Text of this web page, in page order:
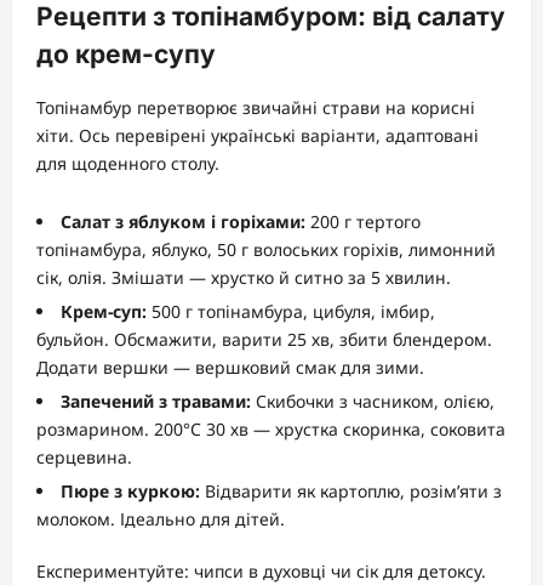
Рецепти з топінамбуром: від салату
до крем-супу
Топінамбур перетворює звичайні страви на корисні
хіти. Ось перевірені українські варіанти, адаптовані
для щоденного столу.
Салат з яблуком і горіхами: 200 г тертого
топінамбура, яблуко, 50 г волоських горіхів, лимонний
сік, олія. Змішати — хрустко й ситно за 5 хвилин.
Крем-суп: 500 г топінамбура, цибуля, імбир,
бульйон. Обсмажити, варити 25 хв, збити блендером.
Додати вершки — вершковий смак для зими.
Запечений з травами: Скибочки з часником, олією,
розмарином. 200°C 30 хв — хрустка скоринка, соковита
серцевина.
Пюре з куркою: Відварити як картоплю, розім’яти з
молоком. Ідеально для дітей.
Експериментуйте: чипси в духовці чи сік для детоксу.